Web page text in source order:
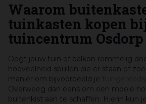
Waarom
tuinkasten kopen
tuincentrum Osdorp
Oogt jouw tuin of balkon rommelig
hoeveelheid spullen die er staan of
manier om bijvoorbeeld je
Overweeg dan eens om een mooie
buitenkist aan te schaffen. Hierin kun